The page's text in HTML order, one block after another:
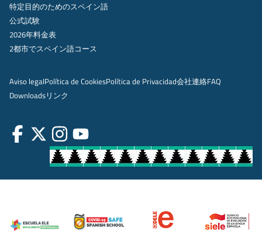
特定目的のためのスペイン語
公式試験
2026年料金表
2都市でスペイン語コース
Aviso legalPolítica de CookiesPolítica de Privacidad会社連絡FAQ
Downloadsリンク